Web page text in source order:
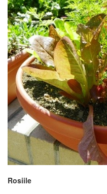
Rosiile